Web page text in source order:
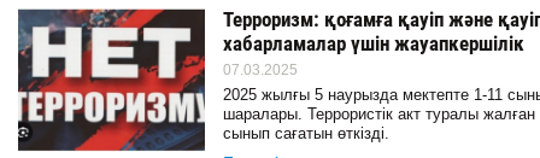
Терроризм: қоғамға қауіп және
хабарламалар үшін жауапкершілік
07.03.2025
2025 жылғы 5 наурызда мектепте 1-11
шаралары. Террористік акт туралы
сынып сағатын өткізді.